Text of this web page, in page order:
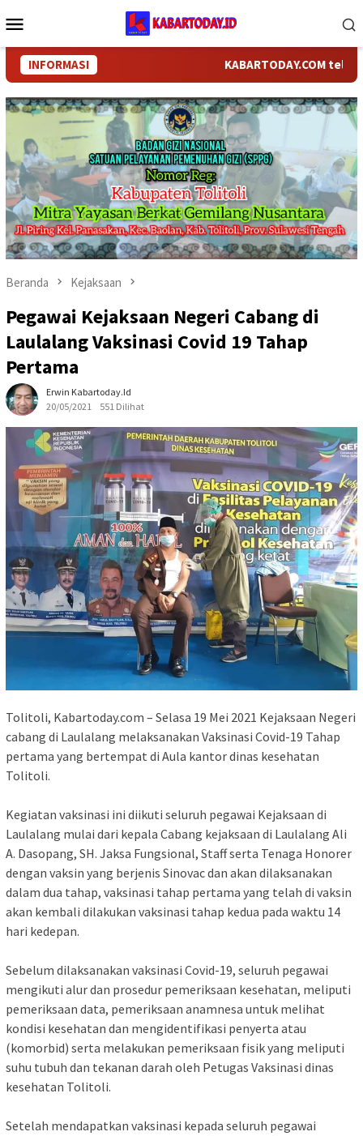
ke
Mobile
INFORMASI KABARTODAY.COM telah
Beranda Kejaksaan
Pegawai Kejaksaan Negeri Cabang di
Laulalang Vaksinasi Covid 19 Tahap
Pertama
Erwin Kabartoday.id
20/05/2021
551 Dilihat
Tolitoli, Kabartoday.com – Selasa 19 Mei 2021 Kejaksaan Negeri
cabang di Laulalang melaksanakan Vaksinasi Covid-19 Tahap
pertama yang bertempat di Aula kantor dinas kesehatan
Tolitoli.
Kegiatan vaksinasi ini diikuti seluruh pegawai Kejaksaan di
Laulalang mulai dari kepala Cabang kejaksaan di Laulalang Ali
A. Dasopang, SH. Jaksa Fungsional, Staff serta Tenaga Honorer
dengan vaksin yang berjenis Sinovac dan akan dilaksanakan
dalam dua tahap, vaksinasi tahap pertama yang telah di vaksin
akan kembali dilakukan vaksinasi tahap kedua pada waktu 14
hari kedepan.
Sebelum dilaksanakan vaksinasi Covid-19, seluruh pegawai
mengikuti alur dan prosedur pemeriksaan kesehatan, meliputi
pemeriksaan data, pemeriksaan anamnesa untuk melihat
kondisi kesehatan dan mengidentifikasi penyerta atau
(komorbid) serta melakukan pemeriksaan fisik yang meliputi
suhu tubuh dan tekanan darah oleh Petugas Vaksinasi dinas
kesehatan Tolitoli.
Setelah mendapatkan vaksinasi kepada seluruh pegawai